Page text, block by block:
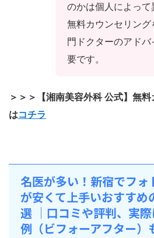
のかは個人によって
無料カウンセリン
門ドクターのアド
要です。
＞＞＞【湘南美容外科 公式】無
はコチラ
名医が多い！新宿でフォ
が安くて上手いおすすめ
選 ｜口コミや評判、実
例（ビフォーアフター）